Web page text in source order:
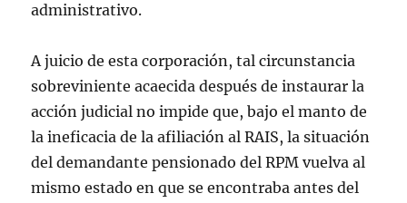
administrativo.
A juicio de esta corporación, tal circunstancia
sobreviniente acaecida después de instaurar la
acción judicial no impide que, bajo el manto de
la ineficacia de la afiliación al RAIS, la situación
del demandante pensionado del RPM vuelva al
mismo estado en que se encontraba antes del